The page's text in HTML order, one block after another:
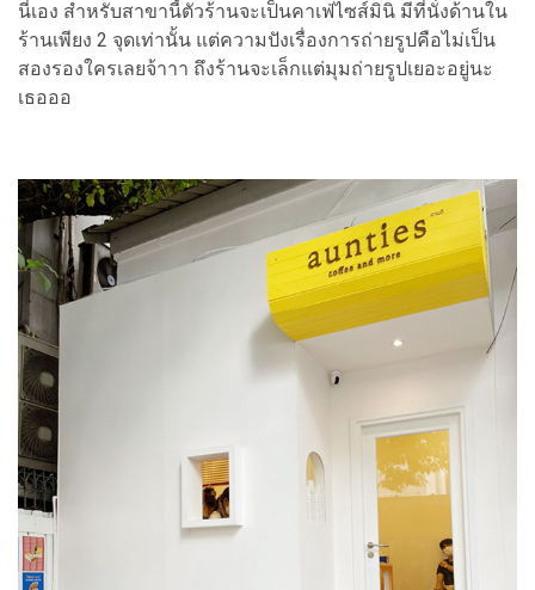
นี่เอง สำหรับสาขานี้ตัวร้านจะเป็นคาเฟ่ไซส์มินิ มีที่นั่งด้านใน
ร้านเพียง 2 จุดเท่านั้น แต่ความปังเรื่องการถ่ายรูปคือไม่เป็น
สองรองใครเลยจ้าาา ถึงร้านจะเล็กแต่มุมถ่ายรูปเยอะอยู่นะ
เธอออ